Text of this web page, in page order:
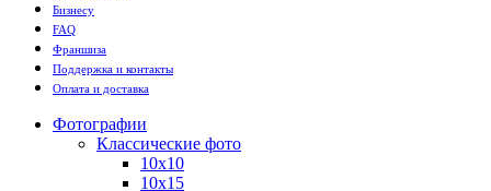
Бизнесу
FAQ
Франшиза
Поддержка и контакты
Оплата и доставка
Фотографии
Классические фото
10х10
10х15